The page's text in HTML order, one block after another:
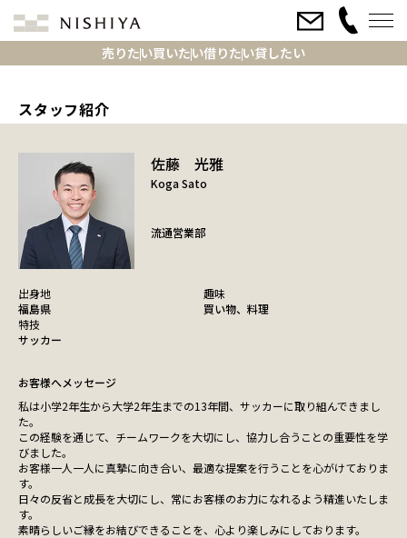
売りたい買いたい借りたい貸したい
スタッフ紹介
佐藤 光雅
Koga Sato
流通営業部
出身地
福島県
趣味
買い物、料理
特技
サッカー
お客様へメッセージ
私は小学2年生から大学2年生までの13年間、サッカーに取り組んできまし
た。
この経験を通じて、チームワークを大切にし、協力し合うことの重要性を学
びました。
お客様一人一人に真摯に向き合い、最適な提案を行うことを心がけておりま
す。
日々の反省と成長を大切にし、常にお客様のお力になれるよう精進いたしま
す。
素晴らしいご縁をお結びできることを、心より楽しみにしております。